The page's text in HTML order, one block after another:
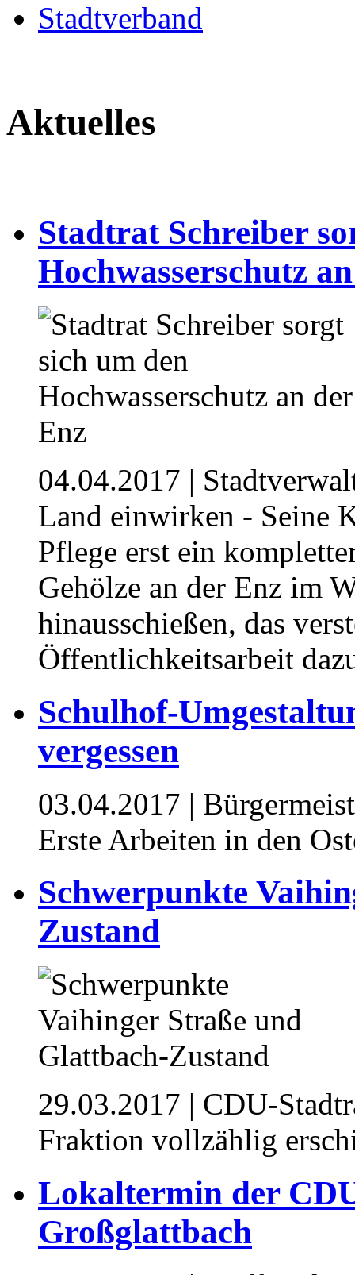
Stadtverband
Aktuelles
Stadtrat Schreiber
Hochwasserschutz
04.04.2017 |
Land einwirken - Seine
Pflege erst ein
Gehölze an der Enz im
hinausschießen, das
Öffentlichkeitsarbeit
Schulhof-
vergessen
03.04.2017 |
Erste Arbeiten in den
Schwerpunkte
Zustand
29.03.2017 | CDU-
Fraktion vollzählig
Lokaltermin der
Großglattbach